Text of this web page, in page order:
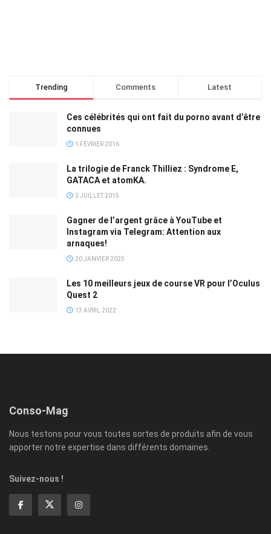
Trending Comments Latest
Ces célébrités qui ont fait du porno avant d’être
connues
1 FÉVRIER 2016
La trilogie de Franck Thilliez : Syndrome E,
GATACA et atomKA.
2 JUILLET 2015
Gagner de l’argent grâce à YouTube et
Instagram via Telegram: Attention aux
arnaques!
20 JANVIER 2025
Les 10 meilleurs jeux de course VR pour l’Oculus
Quest 2
13 AVRIL 2022
Conso-Mag
Nous testons pour vous toutes sortes de produits afin de vous
apporter notre expertise dans différents domaines.
Suivez-nous !